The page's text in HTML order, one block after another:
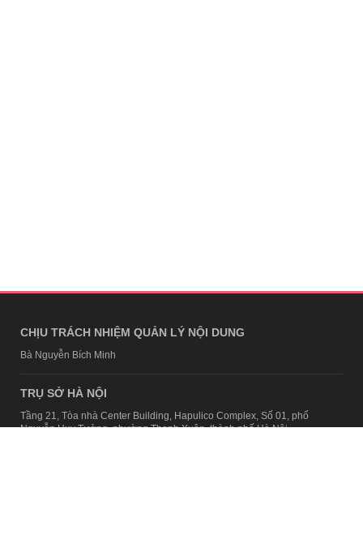
TRỤ SỞ HÀ NỘI
Tầng 21, Tòa nhà Center Building, Hapulico Complex, Số 01, phố
Email:contact@afamily.vn |Điện thoại:024 7309 5555, máy lẻ 62.370